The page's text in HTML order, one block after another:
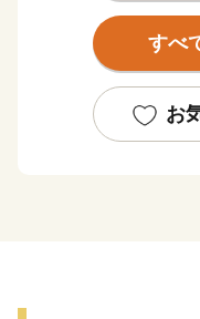
岡商店街で、重さ約
開催され、海沿いの
もの、素敵なもの、
す！！詳しいことは
すべ
お